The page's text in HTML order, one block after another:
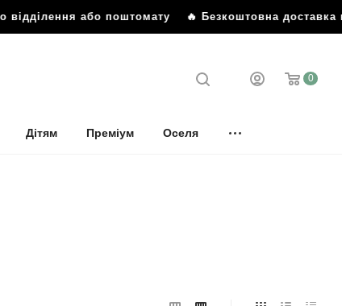
або поштомату🔥 Безкоштовна доставка
0
Дітям Преміум Оселя